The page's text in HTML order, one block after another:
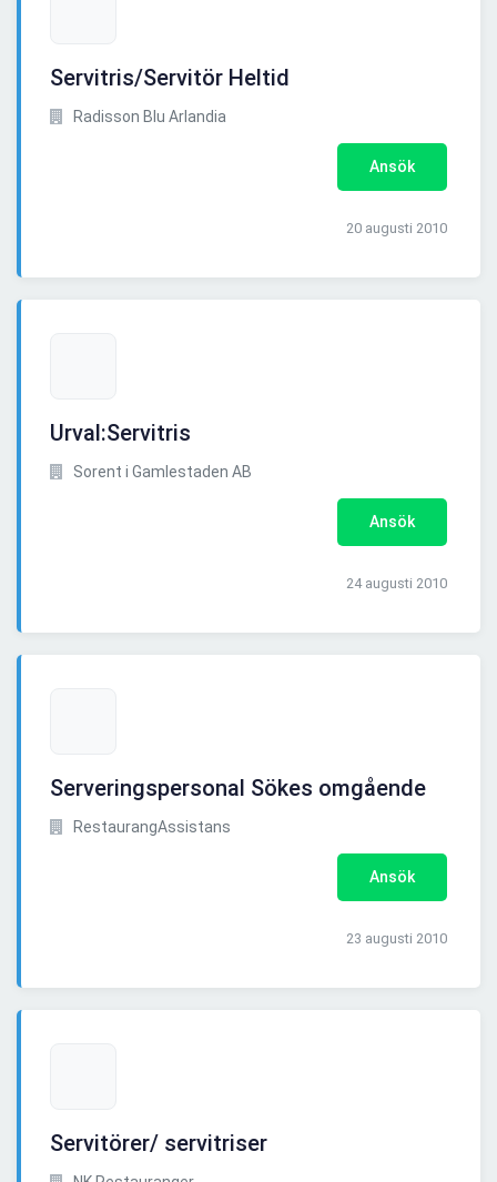
Servitris/Servitör Heltid
Radisson Blu Arlandia
Ansök
20 augusti 2010
Urval:Servitris
Sorent i Gamlestaden AB
Ansök
24 augusti 2010
Serveringspersonal Sökes omgående
RestaurangAssistans
Ansök
23 augusti 2010
Servitörer/ servitriser